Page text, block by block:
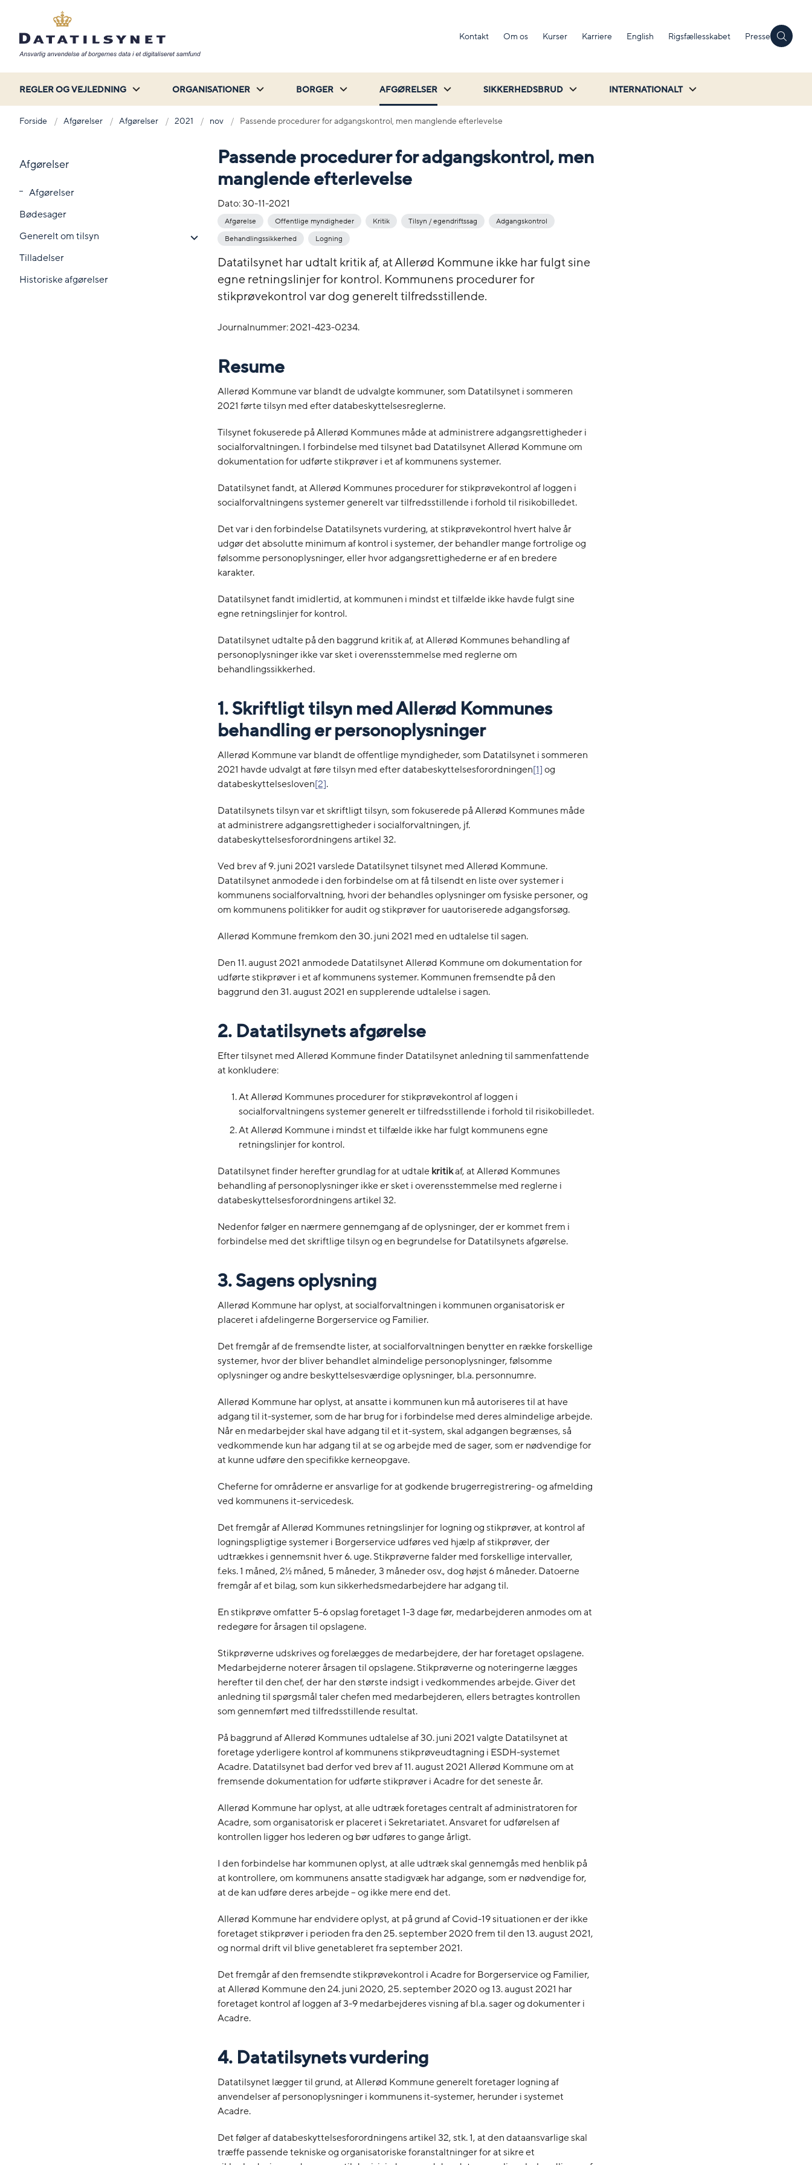
Kontakt Om os Kurser Karriere English Rigsfællesskabet Presse
REGLER OG VEJLEDNING ORGANISATIONER BORGER AFGØRELSER SIKKERHEDSBRUD INTERNATIONALT
Forside Afgørelser Afgørelser 2021 nov Passende procedurer for adgangskontrol, men manglende efterlevelse
Afgørelser
Afgørelser
Bødesager
Generelt om tilsyn
Tilladelser
Historiske afgørelser
Passende procedurer for adgangskontrol, men
manglende efterlevelse
Dato:30-11-2021
Afgørelse Offentlige myndigheder Kritik Tilsyn / egendriftssag
Adgangskontrol
Behandlingssikkerhed
Logning
Datatilsynet har udtalt kritik af, at Allerød Kommune ikke har fulgt sine
egne retningslinjer for kontrol. Kommunens procedurer for
stikprøvekontrol var dog generelt tilfredsstillende.
Journalnummer: 2021-423-0234.
Resume
Allerød Kommune var blandt de udvalgte kommuner, som Datatilsynet i sommeren
2021 førte tilsyn med efter databeskyttelsesreglerne.
Tilsynet fokuserede på Allerød Kommunes måde at administrere adgangsrettigheder i
socialforvaltningen. I forbindelse med tilsynet bad Datatilsynet Allerød Kommune om
dokumentation for udførte stikprøver i et af kommunens systemer.
Datatilsynet fandt, at Allerød Kommunes procedurer for stikprøvekontrol af loggen i
socialforvaltningens systemer generelt var tilfredsstillende i forhold til risikobilledet.
Det var i den forbindelse Datatilsynets vurdering, at stikprøvekontrol hvert halve år
udgør det absolutte minimum af kontrol i systemer, der behandler mange fortrolige og
følsomme personoplysninger, eller hvor adgangsrettighederne er af en bredere
karakter.
Datatilsynet fandt imidlertid, at kommunen i mindst et tilfælde ikke havde fulgt sine
egne retningslinjer for kontrol.
Datatilsynet udtalte på den baggrund kritik af, at Allerød Kommunes behandling af
personoplysninger ikke var sket i overensstemmelse med reglerne om
behandlingssikkerhed.
1. Skriftligt tilsyn med Allerød Kommunes
behandling er personoplysninger
Allerød Kommune var blandt de offentlige myndigheder, som Datatilsynet i sommeren
2021 havde udvalgt at føre tilsyn med efter databeskyttelsesforordningen[1]og
databeskyttelsesloven[2].
Datatilsynets tilsyn var et skriftligt tilsyn, som fokuserede på Allerød Kommunes måde
at administrere adgangsrettigheder i socialforvaltningen, jf.
databeskyttelsesforordningens artikel 32.
Ved brev af 9. juni 2021 varslede Datatilsynet tilsynet med Allerød Kommune.
Datatilsynet anmodede i den forbindelse om at få tilsendt en liste over systemer i
kommunens socialforvaltning, hvori der behandles oplysninger om fysiske personer, og
om kommunens politikker for audit og stikprøver for uautoriserede adgangsforsøg.
Allerød Kommune fremkom den 30. juni 2021 med en udtalelse til sagen.
Den 11. august 2021 anmodede Datatilsynet Allerød Kommune om dokumentation for
udførte stikprøver i et af kommunens systemer. Kommunen fremsendte på den
baggrund den 31. august 2021 en supplerende udtalelse i sagen.
2. Datatilsynets afgørelse
Efter tilsynet med Allerød Kommune finder Datatilsynet anledning til sammenfattende
at konkludere:
At Allerød Kommunes procedurer for stikprøvekontrol af loggen i
socialforvaltningens systemer generelt er tilfredsstillende i forhold til risikobilledet.
At Allerød Kommune i mindst et tilfælde ikke har fulgt kommunens egne
retningslinjer for kontrol.
Datatilsynet finder herefter grundlag for at udtalekritikaf, at Allerød Kommunes
behandling af personoplysninger ikke er sket i overensstemmelse med reglerne i
databeskyttelsesforordningens artikel 32.
Nedenfor følger en nærmere gennemgang af de oplysninger, der er kommet frem i
forbindelse med det skriftlige tilsyn og en begrundelse for Datatilsynets afgørelse.
3. Sagens oplysning
Allerød Kommune har oplyst, at socialforvaltningen i kommunen organisatorisk er
placeret i afdelingerne Borgerservice og Familier.
Det fremgår af de fremsendte lister, at socialforvaltningen benytter en række forskellige
systemer, hvor der bliver behandlet almindelige personoplysninger, følsomme
oplysninger og andre beskyttelsesværdige oplysninger, bl.a. personnumre.
Allerød Kommune har oplyst, at ansatte i kommunen kun må autoriseres til at have
adgang til it-systemer, som de har brug for i forbindelse med deres almindelige arbejde.
Når en medarbejder skal have adgang til et it-system, skal adgangen begrænses, så
vedkommende kun har adgang til at se og arbejde med de sager, som er nødvendige for
at kunne udføre den specifikke kerneopgave.
Cheferne for områderne er ansvarlige for at godkende brugerregistrering- og afmelding
ved kommunens it-servicedesk.
Det fremgår af Allerød Kommunes retningslinjer for logning og stikprøver, at kontrol af
logningspligtige systemer i Borgerservice udføres ved hjælp af stikprøver, der
udtrækkes i gennemsnit hver 6. uge. Stikprøverne falder med forskellige intervaller,
f.eks. 1 måned, 2½ måned, 5 måneder, 3 måneder osv., dog højst 6 måneder. Datoerne
fremgår af et bilag, som kun sikkerhedsmedarbejdere har adgang til.
En stikprøve omfatter 5-6 opslag foretaget 1-3 dage før, medarbejderen anmodes om at
redegøre for årsagen til opslagene.
Stikprøverne udskrives og forelægges de medarbejdere, der har foretaget opslagene.
Medarbejderne noterer årsagen til opslagene. Stikprøverne og noteringerne lægges
herefter til den chef, der har den største indsigt i vedkommendes arbejde. Giver det
anledning til spørgsmål taler chefen med medarbejderen, ellers betragtes kontrollen
som gennemført med tilfredsstillende resultat.
På baggrund af Allerød Kommunes udtalelse af 30. juni 2021 valgte Datatilsynet at
foretage yderligere kontrol af kommunens stikprøveudtagning i ESDH-systemet
Acadre. Datatilsynet bad derfor ved brev af 11. august 2021 Allerød Kommune om at
fremsende dokumentation for udførte stikprøver i Acadre for det seneste år.
Allerød Kommune har oplyst, at alle udtræk foretages centralt af administratoren for
Acadre, som organisatorisk er placeret i Sekretariatet. Ansvaret for udførelsen af
kontrollen ligger hos lederen og bør udføres to gange årligt.
I den forbindelse har kommunen oplyst, at alle udtræk skal gennemgås med henblik på
at kontrollere, om kommunens ansatte stadigvæk har adgange, som er nødvendige for,
at de kan udføre deres arbejde – og ikke mere end det.
Allerød Kommune har endvidere oplyst, at på grund af Covid-19 situationen er der ikke
foretaget stikprøver i perioden fra den 25. september 2020 frem til den 13. august 2021,
og normal drift vil blive genetableret fra september 2021.
Det fremgår af den fremsendte stikprøvekontrol i Acadre for Borgerservice og Familier,
at Allerød Kommune den 24. juni 2020, 25. september 2020 og 13. august 2021 har
foretaget kontrol af loggen af 3-9 medarbejderes visning af bl.a. sager og dokumenter i
Acadre.
4. Datatilsynets vurdering
Datatilsynet lægger til grund, at Allerød Kommune generelt foretager logning af
anvendelser af personoplysninger i kommunens it-systemer, herunder i systemet
Acadre.
Det følger af databeskyttelsesforordningens artikel 32, stk. 1, at den dataansvarlige skal
træffe passende tekniske og organisatoriske foranstaltninger for at sikre et